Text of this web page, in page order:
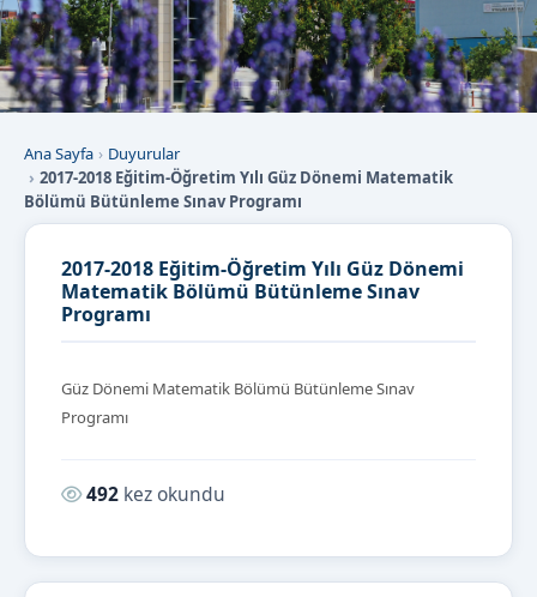
Ana Sayfa
Duyurular
2017-2018 Eğitim-Öğretim Yılı Güz Dönemi Matematik
Bölümü Bütünleme Sınav Programı
2017-2018 Eğitim-Öğretim Yılı Güz Dönemi
Matematik Bölümü Bütünleme Sınav
Programı
Güz Dönemi Matematik Bölümü Bütünleme Sınav
Programı
Okunma sayısı:
492 kez okundu